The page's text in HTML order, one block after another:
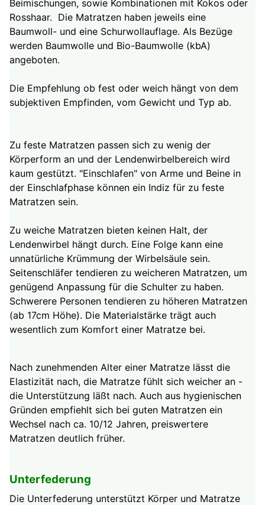
Beimischungen, sowie Kombinationen mit Kokos oder
Rosshaar. Die Matratzen haben jeweils eine
Baumwoll- und eine Schurwollauflage. Als Bezüge
werden Baumwolle und Bio-Baumwolle (kbA)
angeboten.
Die Empfehlung ob fest oder weich hängt von dem
subjektiven Empfinden, vom Gewicht und Typ ab.
Zu feste Matratzen passen sich zu wenig der
Körperform an und der Lendenwirbelbereich wird
kaum gestützt. "Einschlafen" von Arme und Beine in
der Einschlafphase können ein Indiz für zu feste
Matratzen sein.
Zu weiche Matratzen bieten keinen Halt, der
Lendenwirbel hängt durch. Eine Folge kann eine
unnatürliche Krümmung der Wirbelsäule sein.
Seitenschläfer tendieren zu weicheren Matratzen, um
genügend Anpassung für die Schulter zu haben.
Schwerere Personen tendieren zu höheren Matratzen
(ab 17cm Höhe). Die Materialstärke trägt auch
wesentlich zum Komfort einer Matratze bei.
Nach zunehmenden Alter einer Matratze lässt die
Elastizität nach, die Matratze fühlt sich weicher an -
die Unterstützung läßt nach. Auch aus hygienischen
Gründen empfiehlt sich bei guten Matratzen ein
Wechsel nach ca. 10/12 Jahren, preiswertere
Matratzen deutlich früher.
Unterfederung
Die Unterfederung unterstützt Körper und Matratze